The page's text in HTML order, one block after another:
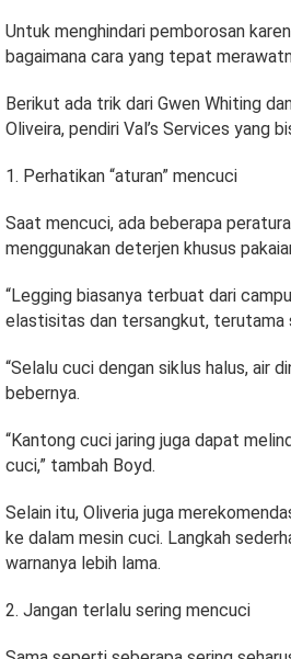
Untuk menghindari pemborosan
bagaimana cara yang tepat
Berikut ada trik dari Gwen Whiting
Oliveira, pendiri Val’s Services yang
Perhatikan “aturan” mencuci
Saat mencuci, ada beberapa
menggunakan deterjen khusus
“Legging biasanya terbuat dari
elastisitas dan tersangkut, terutama
“Selalu cuci dengan siklus halus, air
bebernya.
“Kantong cuci jaring juga dapat
cuci,” tambah Boyd.
Selain itu, Oliveria juga
ke dalam mesin cuci. Langkah
warnanya lebih lama.
Jangan terlalu sering mencuci